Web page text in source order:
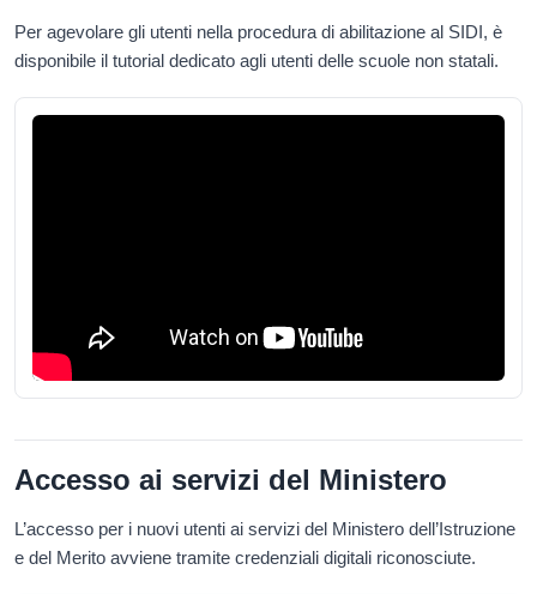
Per agevolare gli utenti nella procedura di abilitazione al SIDI, è
disponibile il tutorial dedicato agli utenti delle scuole non statali.
Accesso ai servizi del Ministero
L’accesso per i nuovi utenti ai servizi del Ministero dell’Istruzione
e del Merito avviene tramite credenziali digitali riconosciute.